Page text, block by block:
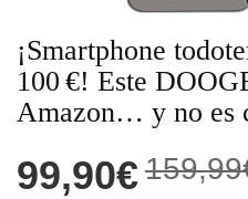
¡Smartphone
100 €! Este
Amazon… y no es
99,90€